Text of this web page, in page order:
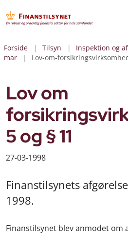
Forside Tilsyn Inspektion og
mar
Lov-om-
Lov om
5 og § 11
27-03-1998
Finanstilsynets
1998.
Finanstilsynet blev anmodet om